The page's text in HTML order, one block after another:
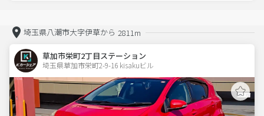
埼玉県八潮市大字伊草から 2811m
草加市栄町2丁目ステーション
埼玉県草加市栄町2-9-16 kisakuビル